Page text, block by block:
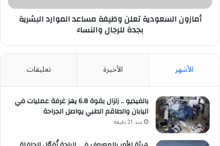
للرجال
والنساء
أمازون السعودية تعلن وظيفة مساعد الموارد البشرية
بجدة للرجال والنساء
الأشهر الأخيرة تعليقات
بالفيديو .. زلزال بقوة 6.8 يهز غرفة عمليات في
اليابان والطاقم الطبي يواصل الجراحة
منذ 21 دقيقة